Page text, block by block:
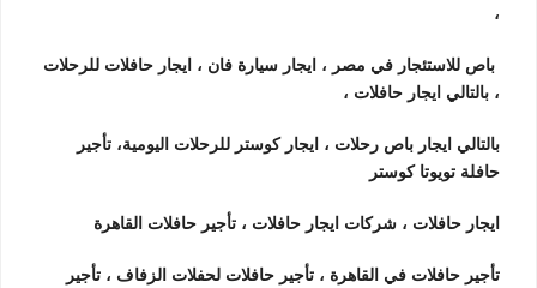
،
باص للاستئجار في مصر ، ايجار سيارة فان ، ايجار حافلات للرحلات
، بالتالي ايجار حافلات ،
بالتالي ايجار باص رحلات ، ايجار كوستر للرحلات اليومية، تأجير
حافلة تويوتا كوستر
ايجار حافلات ، شركات ايجار حافلات ، تأجير حافلات القاهرة
تأجير حافلات في القاهرة ، تأجير حافلات لحفلات الزفاف ، تأجير